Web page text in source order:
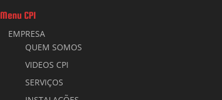
Menu CPI
EMPRESA
QUEM SOMOS
VIDEOS CPI
SERVIÇOS